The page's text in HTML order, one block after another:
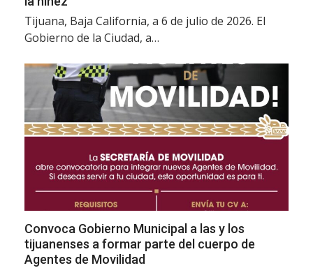
Tijuana, Baja California, a 6 de julio de 2026. El
Gobierno de la Ciudad, a…
Convoca Gobierno Municipal a las y los
tijuanenses a formar parte del cuerpo de
Agentes de Movilidad